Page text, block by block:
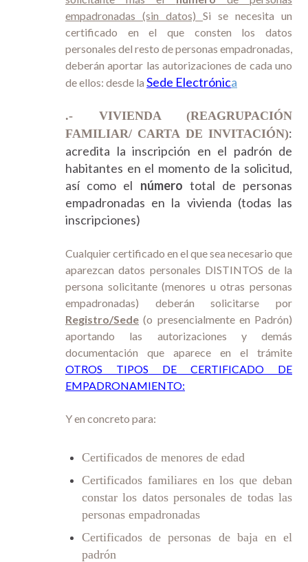
empadronadas (sin datos) Si se necesita un
certificado en el que consten los datos
personales del resto de personas empadronadas,
deberán aportar las autorizaciones de cada uno
de ellos: desde la Sede Electrónica
.- VIVIENDA (REAGRUPACIÓN
FAMILIAR/ CARTA DE INVITACIÓN):
acredita la inscripción en el padrón de
habitantes en el momento de la solicitud,
así como el número total de personas
empadronadas en la vivienda (todas las
inscripciones)
Cualquier certificado en el que sea necesario que
aparezcan datos personales DISTINTOS de la
persona solicitante (menores u otras personas
empadronadas) deberán solicitarse por
Registro/Sede (o presencialmente en Padrón)
aportando las autorizaciones y demás
documentación que aparece en el trámite
OTROS TIPOS DE CERTIFICADO DE
EMPADRONAMIENTO:
Y en concreto para:
Certificados de menores de edad
Certificados familiares en los que deban
constar los datos personales de todas las
personas empadronadas
Certificados de personas de baja en el
padrón